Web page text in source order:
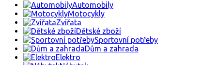
Automobily
Motocykly
Zvířata
Dětské zboží
Sportovní potřeby
Dům a zahrada
Elektro